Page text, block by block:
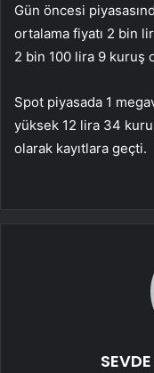
Gün öncesi
ortalama fiyatı 2 bin
2 bin 100 lira 9 kuruş
Spot piyasada 1
yüksek 12 lira 34
olarak kayıtlara geçti.